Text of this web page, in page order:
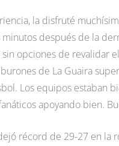
la disfruté
después de la
opciones de revalidar
de La Guaira
Los equipos estaban
apoyando bien.
récord de 29-27 en